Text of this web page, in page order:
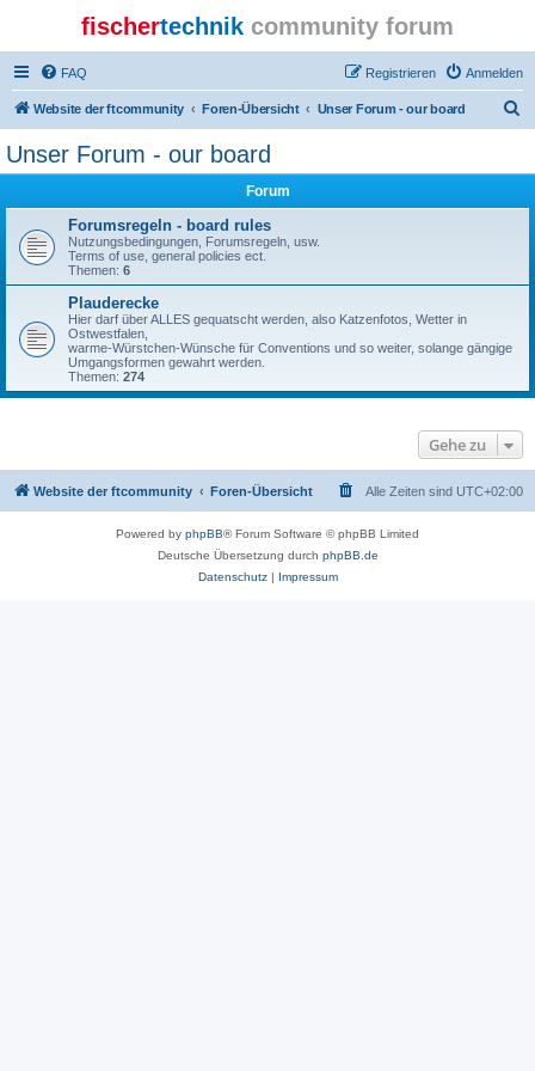
fischertechnik community forum
FAQ Anmelden
Registrieren
Website der ftcommunity Foren-Übersicht Unser Forum - our board
Unser Forum - our board
Forum
Forumsregeln - board rules
Nutzungsbedingungen, Forumsregeln, usw.
Terms of use, general policies ect.
Themen: 6
Plauderecke
Hier darf über ALLES gequatscht werden, also Katzenfotos, Wetter in
Ostwestfalen,
warme-Würstchen-Wünsche für Conventions und so weiter, solange gängige
Umgangsformen gewahrt werden.
Themen: 274
Gehe zu
Website der ftcommunity Foren-Übersicht Alle Zeiten sind UTC+02:00
Powered by phpBB® Forum Software © phpBB Limited
Deutsche Übersetzung durch phpBB.de
Datenschutz| Impressum